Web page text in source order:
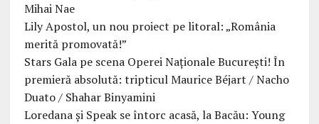
Mihai Nae
Lily Apostol, un nou proiect pe litoral: „România
merită promovată!”
Stars Gala pe scena Operei Naționale București! În
premieră absolută: tripticul Maurice Béjart / Nacho
Duato / Shahar Binyamini
Loredana și Speak se întorc acasă, la Bacău: Young